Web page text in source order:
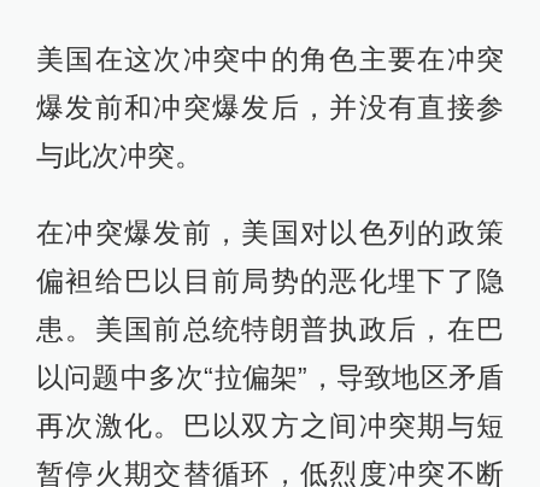
美国在这次冲突中的角色主要在冲突
爆发前和冲突爆发后，并没有直接参
与此次冲突。
在冲突爆发前，美国对以色列的政策
偏袒给巴以目前局势的恶化埋下了隐
患。美国前总统特朗普执政后，在巴
以问题中多次“拉偏架”，导致地区矛盾
再次激化。巴以双方之间冲突期与短
暂停火期交替循环，低烈度冲突不断